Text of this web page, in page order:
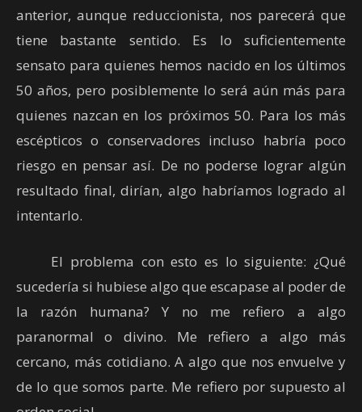
anterior, aunque reduccionista, nos parecerá que
tiene bastante sentido. Es lo suficientemente
sensato para quienes hemos nacido en los últimos
50 años, pero posiblemente lo será aún más para
quienes nazcan en los próximos 50. Para los más
escépticos o conservadores incluso habría poco
riesgo en pensar así. De no poderse lograr algún
resultado final, dirían, algo habríamos logrado al
intentarlo.
El problema con esto es lo siguiente: ¿Qué
sucedería si hubiese algo que escapase al poder de
la razón humana? Y no me refiero a algo
paranormal o divino. Me refiero a algo más
cercano, más cotidiano. A algo que nos envuelve y
de lo que somos parte. Me refiero por supuesto al